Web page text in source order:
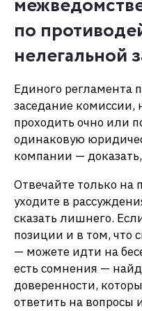
по
нелегальной
Единого регламента
заседание комиссии,
проходить очно или
одинаковую
компании —
Отвечайте только на
уходите в
сказать лишнего.
позиции и в том, что
— можете идти на
есть сомнения —
доверенности,
ответить на вопросы